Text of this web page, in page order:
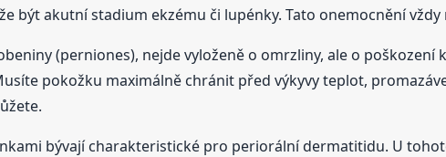
být akutní stadium ekzému či lupénky. Tato onemocnění
(perniones), nejde vyloženě o omrzliny, ale o
pokožku maximálně chránit před výkyvy teplot,
bývají charakteristické pro periorální dermatitidu. U